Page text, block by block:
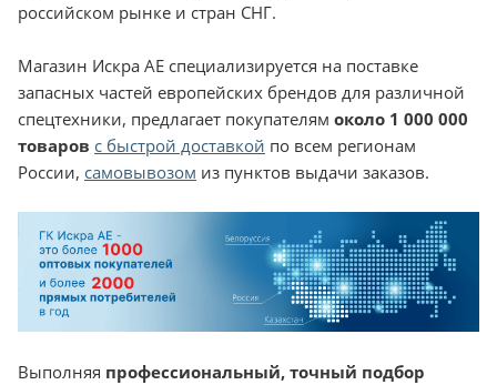
российском рынке и стран СНГ.
Магазин Искра АЕ специализируется на поставке
запасных частей европейских брендов для различной
спецтехники, предлагает покупателям около 1 000 000
товаров с быстрой доставкой по всем регионам
России, самовывозом из пунктов выдачи заказов.
Выполняя профессиональный, точный подбор